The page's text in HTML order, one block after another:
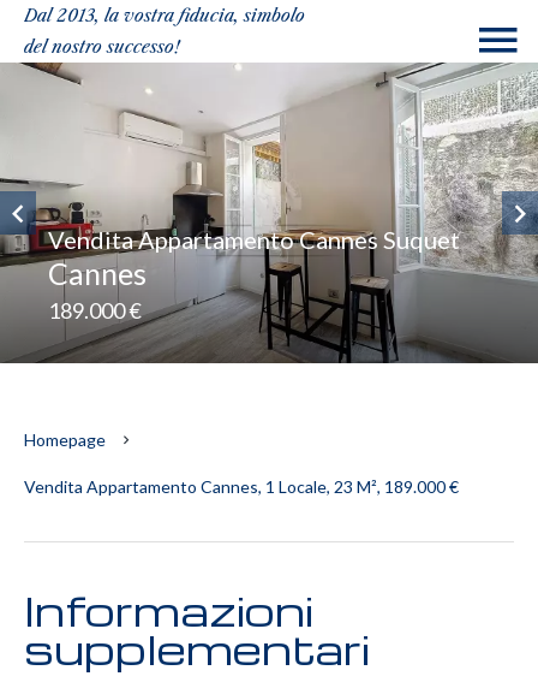
Dal 2013, la vostra fiducia, simbolo
del nostro successo!
Vendita Appartamento Cannes Suquet
Cannes
189.000 €
Homepage
Vendita Appartamento Cannes, 1 Locale, 23 M², 189.000 €
Informazioni
supplementari